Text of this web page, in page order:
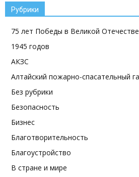
Рубрики
75 лет Победы в Великой
1945 годов
АКЗС
Алтайский пожарно-спасательный
Без рубрики
Безопасность
Бизнес
Благотворительность
Благоустройство
В стране и мире